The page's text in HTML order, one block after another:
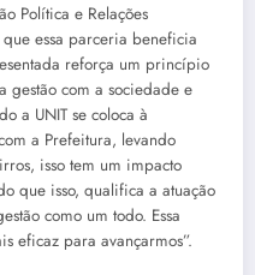
Política e Relações
que essa parceria beneficia
reforça um princípio
gestão com a sociedade e
a UNIT se coloca à
a Prefeitura, levando
isso tem um impacto
que isso, qualifica a atuação
como um todo. Essa
eficaz para avançarmos”.